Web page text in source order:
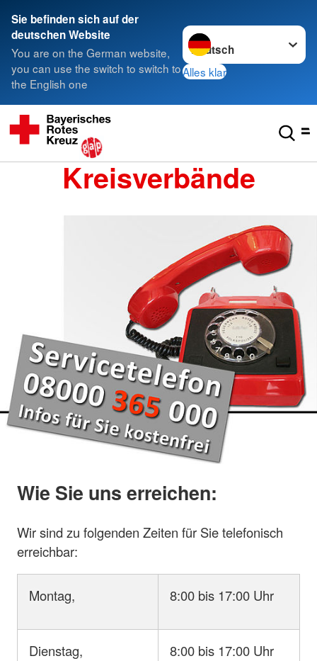
Sie befinden sich auf der
deutschen Website
You are on the German website,
you can use the switch to switch to
the English one
Sprache wechseln zu
Alles klar
Kreisverbände
Wie Sie uns erreichen:
Wir sind zu folgenden Zeiten für Sie telefonisch
erreichbar:
Montag, 8:00 bis 17:00 Uhr
Dienstag, 8:00 bis 17:00 Uhr